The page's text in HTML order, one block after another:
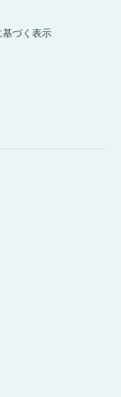
づく表示